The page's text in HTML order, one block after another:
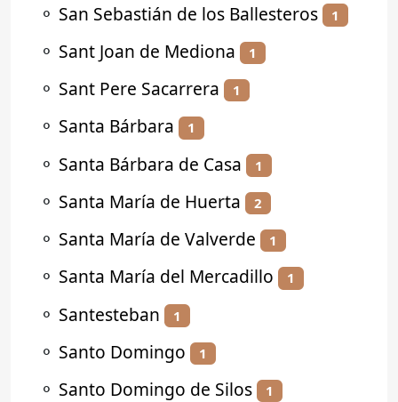
⚬ San Sebastián de los Ballesteros 1
⚬ Sant Joan de Mediona 1
⚬ Sant Pere Sacarrera 1
⚬ Santa Bárbara 1
⚬ Santa Bárbara de Casa 1
⚬ Santa María de Huerta 2
⚬ Santa María de Valverde 1
⚬ Santa María del Mercadillo 1
⚬ Santesteban 1
⚬ Santo Domingo 1
⚬ Santo Domingo de Silos 1